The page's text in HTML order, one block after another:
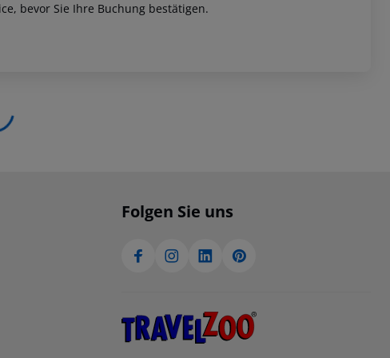
bevor Sie Ihre Buchung bestätigen.
Folgen Sie uns